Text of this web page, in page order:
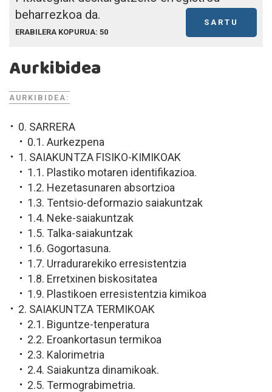
beharrezkoa da.
SARTU
ERABILERA KOPURUA: 50
Aurkibidea
AURKIBIDEA:
0. SARRERA
0.1. Aurkezpena
1. SAIAKUNTZA FISIKO-KIMIKOAK
1.1. Plastiko motaren identifikazioa.
1.2. Hezetasunaren absortzioa
1.3. Tentsio-deformazio saiakuntzak
1.4. Neke-saiakuntzak
1.5. Talka-saiakuntzak
1.6. Gogortasuna.
1.7. Urradurarekiko erresistentzia
1.8. Erretxinen biskositatea
1.9. Plastikoen erresistentzia kimikoa
2. SAIAKUNTZA TERMIKOAK
2.1. Biguntze-tenperatura
2.2. Eroankortasun termikoa
2.3. Kalorimetria
2.4. Saiakuntza dinamikoak.
2.5. Termograbimetria.